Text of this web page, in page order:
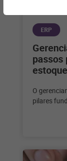
ERP
passos
O
pilares